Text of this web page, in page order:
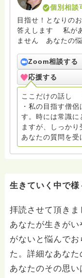
個別相談
目指せ！となりの
答えします 私があ
ません あなたの悩
です ちょい悪坊
休さん。
Zoom相談する
応援する
ここだけの話し
・私の目指す僧
す。時には常識に
ますが、しっか
あなたの質問を受
生きていく中で
拝読させて頂きま
あなたが生きが
がないと悩んで
た。詳細なあな
あなたのその思